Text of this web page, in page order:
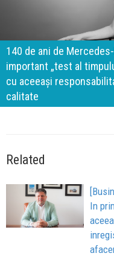
140 de ani de
important „test al
cu aceeași
calitate
Related
In